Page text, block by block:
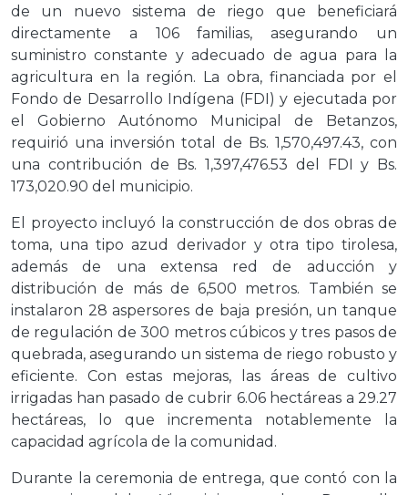
de un nuevo sistema de riego que beneficiará
directamente a 106 familias, asegurando un
suministro constante y adecuado de agua para la
agricultura en la región. La obra, financiada por el
Fondo de Desarrollo Indígena (FDI) y ejecutada por
el Gobierno Autónomo Municipal de Betanzos,
requirió una inversión total de Bs. 1,570,497.43, con
una contribución de Bs. 1,397,476.53 del FDI y Bs.
173,020.90 del municipio.
El proyecto incluyó la construcción de dos obras de
toma, una tipo azud derivador y otra tipo tirolesa,
además de una extensa red de aducción y
distribución de más de 6,500 metros. También se
instalaron 28 aspersores de baja presión, un tanque
de regulación de 300 metros cúbicos y tres pasos de
quebrada, asegurando un sistema de riego robusto y
eficiente. Con estas mejoras, las áreas de cultivo
irrigadas han pasado de cubrir 6.06 hectáreas a 29.27
hectáreas, lo que incrementa notablemente la
capacidad agrícola de la comunidad.
Durante la ceremonia de entrega, que contó con la